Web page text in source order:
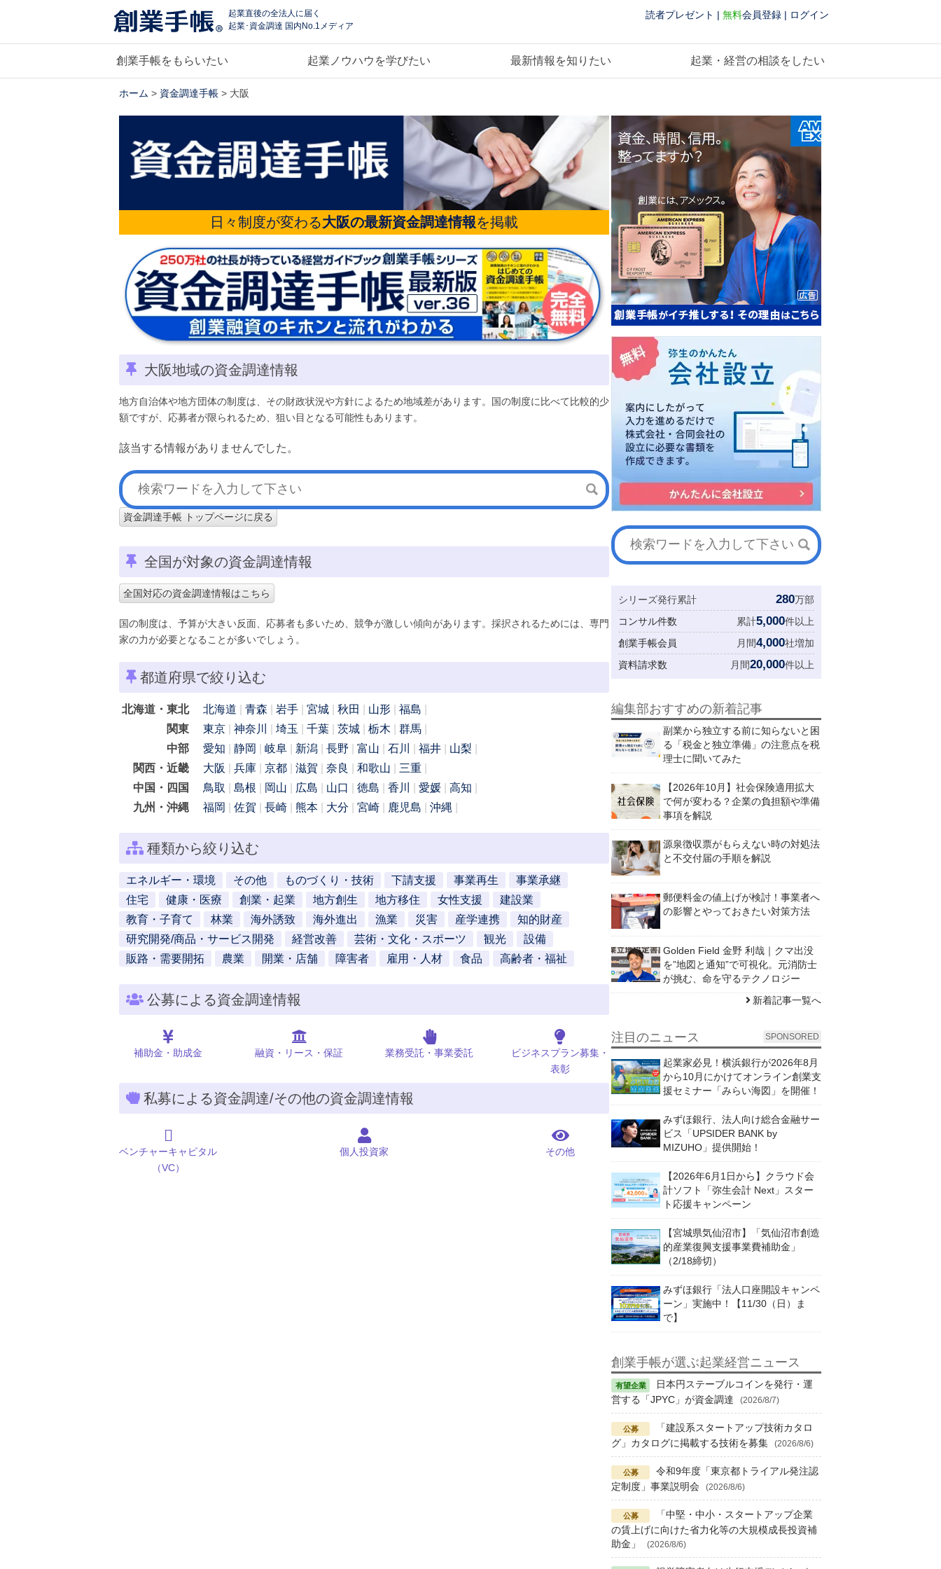
起業直後の全法人に届く
起業･資金調達 国内No.1メディア
読者プレゼント | 無料会員登録 | ログイン
創業手帳をもらいたい 起業ノウハウを学びたい 最新情報を知りたい 起業・経営の相談をしたい
ホーム > 資金調達手帳 > 大阪
日々制度が変わる大阪の最新資金調達情報を掲載
大阪地域の資金調達情報
地方自治体や地方団体の制度は、その財政状況や方針によるため地域差があります。国の制度に比べて比較的少
額ですが、応募者が限られるため、狙い目となる可能性もあります。
該当する情報がありませんでした。
資金調達手帳 トップページに戻る
全国が対象の資金調達情報
全国対応の資金調達情報はこちら
国の制度は、予算が大きい反面、応募者も多いため、競争が激しい傾向があります。採択されるためには、専門
家の力が必要となることが多いでしょう。
都道府県で絞り込む
北海道・東北 北海道 青森 岩手 宮城 秋田 山形
福島
関東
東京 神奈川 埼玉 千葉 茨城 栃木
群馬
中部
愛知 静岡 岐阜 新潟 長野 富山 石川 福井
山梨
関西・近畿
大阪 兵庫 京都 滋賀 奈良 和歌山
三重
中国・四国
鳥取 島根 岡山 広島 山口 徳島 香川 愛媛
高知
九州・沖縄
福岡 佐賀 長崎 熊本 大分 宮崎 鹿児島 沖縄
種類から絞り込む
エネルギー・環境 その他 ものづくり・技術 下請支援 事業再生
事業承継
住宅
健康・医療 創業・起業 地方創生 地方移住 女性支援
建設業
教育・子育て
林業 海外誘致 海外進出 漁業 災害 産学連携
知的財産
研究開発/商品・サービス開発
経営改善 芸術・文化・スポーツ 観光
設備
販路・需要開拓
農業 開業・店舗 障害者 雇用・人材 食品 高齢者・福祉
公募による資金調達情報
補助金・助成金 融資・リース・保証 業務受託・事業委託
ビジネスプラン募集・
表彰
私募による資金調達/その他の資金調達情報
ベンチャーキャピタル
（VC）
個人投資家 その他
シリーズ発行累計 280万部
コンサル件数
累計5,000件以上
創業手帳会員
月間4,000社増加
資料請求数
月間20,000件以上
編集部おすすめの新着記事
副業から独立する前に知らないと困
る「税金と独立準備」の注意点を税
理士に聞いてみた
【2026年10月】社会保険適用拡大
で何が変わる？企業の負担額や準備
事項を解説
源泉徴収票がもらえない時の対処法
と不交付届の手順を解説
郵便料金の値上げが検討！事業者へ
の影響とやっておきたい対策方法
Golden Field 金野 利哉｜クマ出没
を”地図と通知”で可視化。元消防士
が挑む、命を守るテクノロジー
新着記事一覧へ
注目のニュース SPONSORED
起業家必見！横浜銀行が2026年8月
から10月にかけてオンライン創業支
援セミナー「みらい海図」を開催！
みずほ銀行、法人向け総合金融サー
ビス「UPSIDER BANK by
MIZUHO」提供開始！
【2026年6月1日から】クラウド会
計ソフト「弥生会計 Next」スター
ト応援キャンペーン
【宮城県気仙沼市】「気仙沼市創造
的産業復興支援事業費補助金」
（2/18締切）
みずほ銀行「法人口座開設キャンペ
ーン」実施中！【11/30（日）ま
で】
創業手帳が選ぶ起業経営ニュース
日本円ステーブルコインを発行・運
営する「JPYC」が資金調達
(2026/8/7)
「建設系スタートアップ技術カタロ
グ」カタログに掲載する技術を募集
(2026/8/6)
令和9年度「東京都トライアル発注認
定制度」事業説明会
(2026/8/6)
「中堅・中小・スタートアップ企業
の賃上げに向けた省力化等の大規模成長投資補
助金」
(2026/8/6)